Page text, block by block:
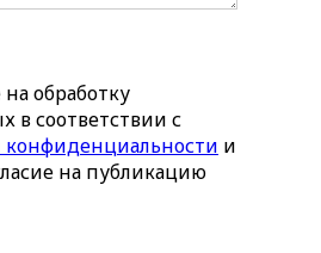
обработку
в соответствии с
и
на публикацию